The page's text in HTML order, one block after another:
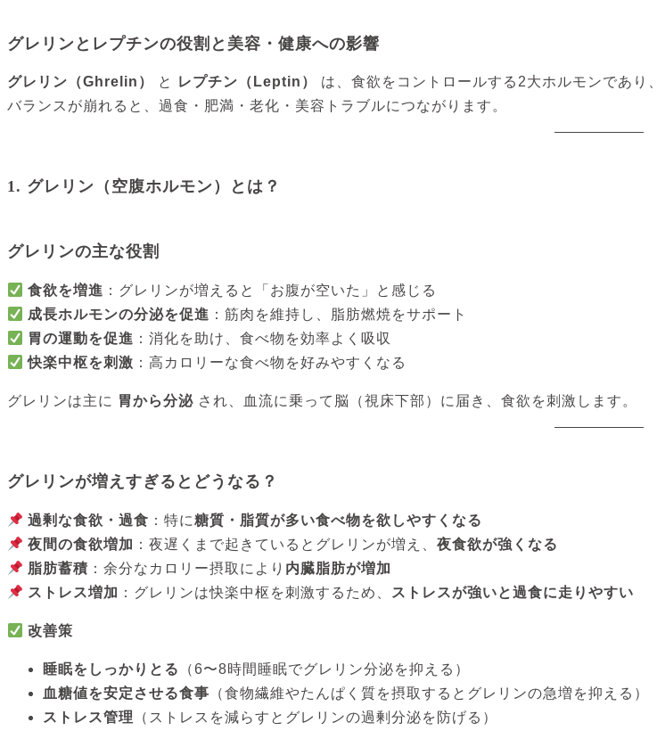
グレリンとレプチンの役割と美容・健康への影響
グレリン（Ghrelin） と レプチン（Leptin） は、食欲をコントロールする2大ホルモンであり、
バランスが崩れると、過食・肥満・老化・美容トラブルにつながります。
1. グレリン（空腹ホルモン）とは？
グレリンの主な役割
食欲を増進 ：グレリンが増えると「お腹が空いた」と感じる
成長ホルモンの分泌を促進 ：筋肉を維持し、脂肪燃焼をサポート
胃の運動を促進 ：消化を助け、食べ物を効率よく吸収
快楽中枢を刺激 ：高カロリーな食べ物を好みやすくなる
グレリンは主に 胃から分泌 され、血流に乗って脳（視床下部）に届き、食欲を刺激します。
グレリンが増えすぎるとどうなる？
過剰な食欲・過食 ：特に糖質・脂質が多い食べ物を欲しやすくなる
夜間の食欲増加 ：夜遅くまで起きているとグレリンが増え、夜食欲が強くなる
脂肪蓄積 ：余分なカロリー摂取により 内臓脂肪が増加
ストレス増加 ：グレリンは快楽中枢を刺激するため、 ストレスが強いと過食に走りやすい
改善策
睡眠をしっかりとる
（6〜8時間睡眠でグレリン分泌を抑える）
血糖値を安定させる食事 （食物繊維やたんぱく質を摂取するとグレリンの急増を抑える）
ストレス管理
（ストレスを減らすとグレリンの過剰分泌を防げる）